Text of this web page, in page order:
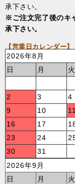
承下さい。
※ご注文完了後のキ
承下さい。
【営業日カレンダー】
2026年8月
日
月 火
2
3 4
9
10
16
17
23
24
30
31
2026年9月
日
月 火